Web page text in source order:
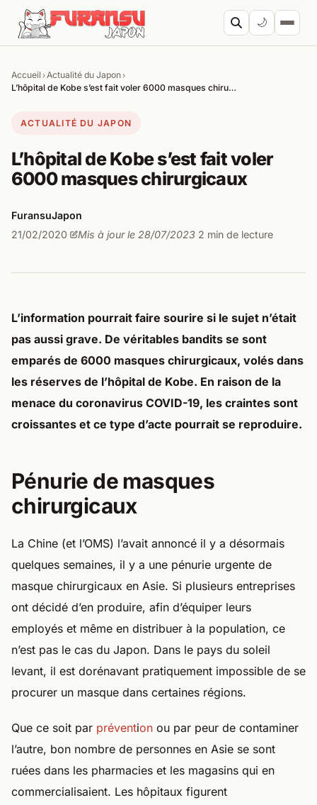
Aller au contenu
🌙
Accueil ›Actualité du Japon›
L’hôpital de Kobe s’est fait voler 6000 masques chiru…
ACTUALITÉ DU JAPON
L’hôpital de Kobe s’est fait voler
6000 masques chirurgicaux
FuransuJapon
21/02/2020· Mis à jour le 28/07/2023· 2 min de lecture
L’information pourrait faire sourire si le sujet n’était
pas aussi grave. De véritables bandits se sont
emparés de 6000 masques chirurgicaux, volés dans
les réserves de l’hôpital de Kobe. En raison de la
menace du coronavirus COVID-19, les craintes sont
croissantes et ce type d’acte pourrait se reproduire.
Pénurie de masques
chirurgicaux
La Chine (et l’OMS) l’avait annoncé il y a désormais
quelques semaines, il y a une pénurie urgente de
masque chirurgicaux en Asie. Si plusieurs entreprises
ont décidé d’en produire, afin d’équiper leurs
employés et même en distribuer à la population, ce
n’est pas le cas du Japon. Dans le pays du soleil
levant, il est dorénavant pratiquement impossible de se
procurer un masque dans certaines régions.
Que ce soit par prévention ou par peur de contaminer
l’autre, bon nombre de personnes en Asie se sont
ruées dans les pharmacies et les magasins qui en
commercialisaient. Les hôpitaux figurent